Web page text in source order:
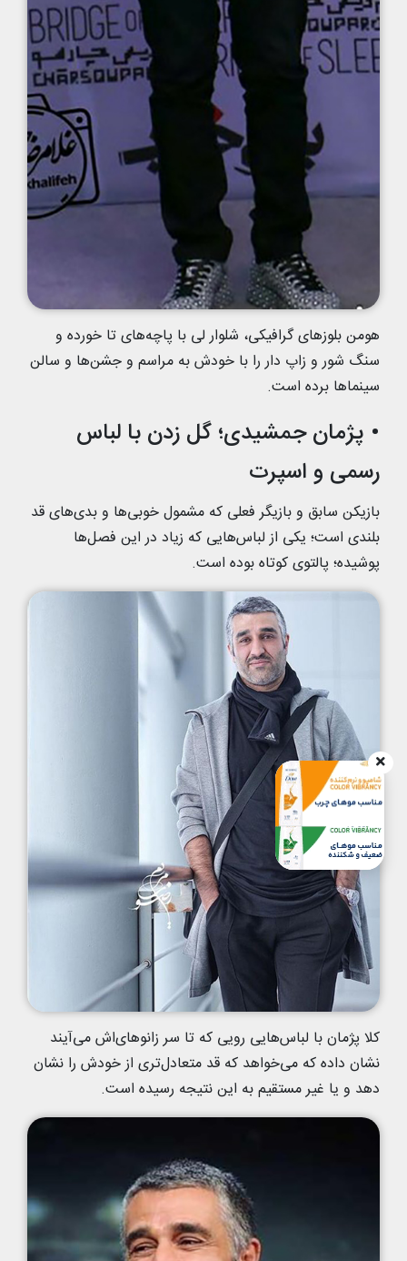
هومن بلوزهای گرافیکی، شلوار لی با پاچه‌های تا خورده و
سنگ شور و زاپ دار را با خودش به مراسم و جشن‌ها و سالن
سینماها برده است.
• پژمان جمشیدی؛ گل زدن با لباس
رسمی و اسپرت
بازیکن سابق و بازیگر فعلی که مشمول خوبی‌ها و بدی‌های قد
بلندی است؛ یکی از لباس‌هایی که زیاد در این فصل‌ها
پوشیده؛ پالتوی کوتاه بوده است.
کلا پژمان با لباس‌هایی رویی که تا سر زانوهای‌اش می‌آیند
نشان داده که می‌خواهد که قد متعادل‌تری از خودش را نشان
دهد و یا غیر مستقیم به این نتیجه رسیده است.